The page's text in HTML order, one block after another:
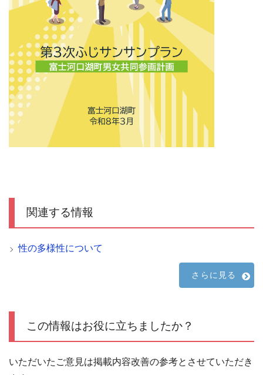
関連する情報
性の多様性について
さらに見る
この情報はお役に立ちましたか？
いただいたご意見は掲載内容改善の参考とさせていただき